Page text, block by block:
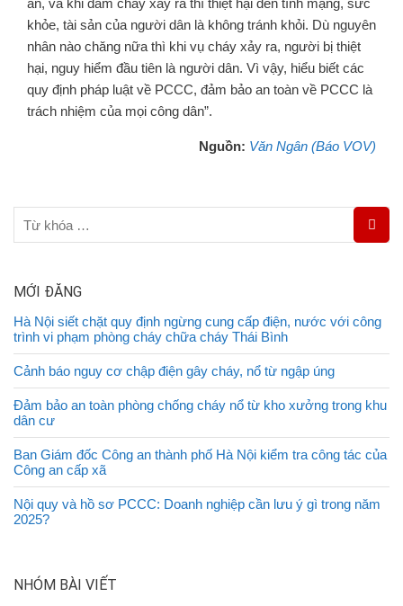
ẩn, và khi đám cháy xảy ra thì thiệt hại đến tính mạng, sức
khỏe, tài sản của người dân là không tránh khỏi. Dù nguyên
nhân nào chăng nữa thì khi vụ cháy xảy ra, người bị thiệt
hại, nguy hiểm đầu tiên là người dân. Vì vậy, hiểu biết các
quy định pháp luật về PCCC, đảm bảo an toàn về PCCC là
trách nhiệm của mọi công dân”.
Nguồn: Văn Ngân (Báo VOV)
MỚI ĐĂNG
Hà Nội siết chặt quy định ngừng cung cấp điện, nước với công
trình vi phạm phòng cháy chữa cháy Thái Bình
Cảnh báo nguy cơ chập điện gây cháy, nổ từ ngập úng
Đảm bảo an toàn phòng chống cháy nổ từ kho xưởng trong khu
dân cư
Ban Giám đốc Công an thành phố Hà Nội kiểm tra công tác của
Công an cấp xã
Nội quy và hồ sơ PCCC: Doanh nghiệp cần lưu ý gì trong năm
2025?
NHÓM BÀI VIẾT